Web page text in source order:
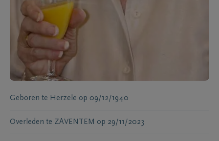
Geboren te Herzele op 09/12/1940
Overleden te ZAVENTEM op 29/11/2023